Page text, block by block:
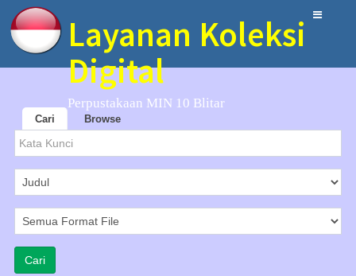
Layanan Koleksi
Digital
Perpustakaan MIN 10 Blitar
Cari Browse